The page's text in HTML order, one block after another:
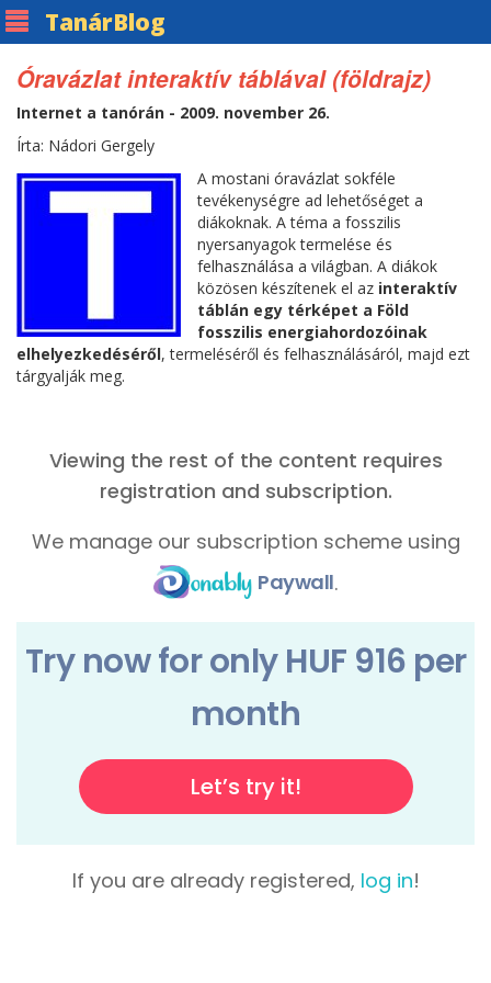
TanárBlog
Óravázlat interaktív táblával (földrajz)
Internet a tanórán - 2009. november 26.
Írta: Nádori Gergely
A mostani óravázlat sokféle
tevékenységre ad lehetőséget a
diákoknak. A téma a fosszilis
nyersanyagok termelése és
felhasználása a világban. A diákok
közösen készítenek el az interaktív
táblán egy térképet a Föld
fosszilis energiahordozóinak
elhelyezkedéséről, termeléséről és felhasználásáról, majd ezt
tárgyalják meg.